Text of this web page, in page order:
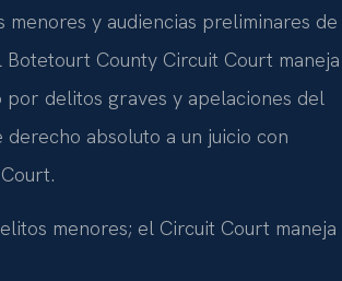
menores y audiencias preliminares de
Botetourt County Circuit Court maneja
por delitos graves y apelaciones del
derecho absoluto a un juicio con
menores; el Circuit Court maneja